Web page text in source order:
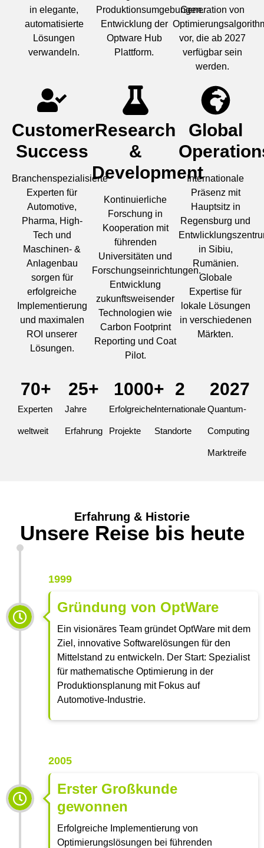
in elegante,
automatisierte
Lösungen
verwandeln.
Produktionsumgebungen.
Entwicklung der
Optware Hub
Plattform.
Generation von
vor, die ab 2027
verfügbar sein
werden.
Customer
Success
Branchenspezialisierte
Experten für
Automotive,
Pharma, High-
Tech und
Maschinen- &
Anlagenbau
sorgen für
erfolgreiche
Implementierung
und maximalen
ROI unserer
Lösungen.
Research
&
Development
Kontinuierliche
Forschung in
Kooperation mit
führenden
Universitäten und
Forschungseinrichtungen.
Entwicklung
zukunftsweisender
Technologien wie
Carbon Footprint
Reporting und Coat
Pilot.
Global
Internationale
Präsenz mit
Hauptsitz in
Regensburg und
in Sibiu,
Rumänien.
Globale
Expertise für
lokale Lösungen
in verschiedenen
Märkten.
Experten
weltweit
70+
Jahre
Erfahrung
25+
Erfolgreiche
Projekte
1000+
Internationale
Standorte
2
Quantum-
Computing
Marktreife
2027
Erfahrung & Historie
Unsere Reise bis heute
1999
Gründung von OptWare
Ein visionäres Team gründet OptWare mit dem
Ziel, innovative Softwarelösungen für den
Mittelstand zu entwickeln. Der Start: Spezialist
für mathematische Optimierung in der
Produktionsplanung mit Fokus auf
Automotive-Industrie.
2005
Erster Großkunde
gewonnen
Erfolgreiche Implementierung von
Optimierungslösungen bei führenden